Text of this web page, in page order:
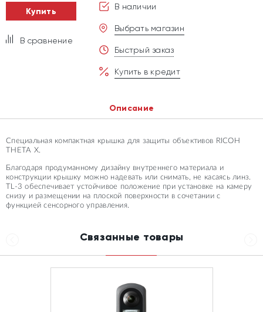
Купить
В сравнение
В наличии
Выбрать магазин
Быстрый заказ
Купить в кредит
Описание
Специальная компактная крышка для защиты объективов RICOH
THETA X.
Благодаря продуманному дизайну внутреннего материала и
конструкции крышку можно надевать или снимать, не касаясь линз.
TL-3 обеспечивает устойчивое положение при установке на камеру
снизу и размещении на плоской поверхности в сочетании с
функцией сенсорного управления.
Связанные товары